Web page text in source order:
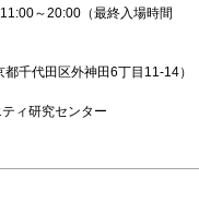
～20:00（最終入場時間
千代田区外神田6丁目11-14）
ィ研究センター